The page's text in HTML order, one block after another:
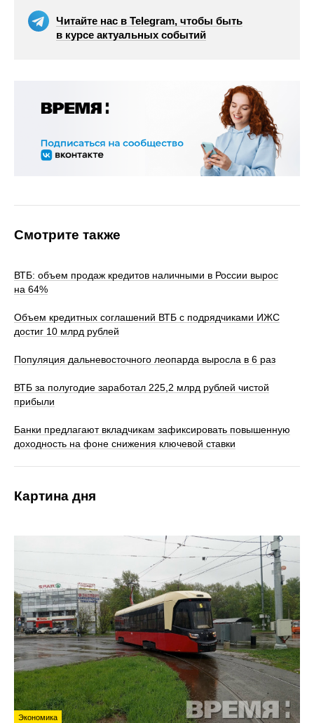
Читайте нас в Telegram, чтобы быть
в курсе актуальных событий
Смотрите также
ВТБ: объем продаж кредитов наличными в России вырос
на 64%
Объем кредитных соглашений ВТБ с подрядчиками ИЖС
достиг 10 млрд рублей
Популяция дальневосточного леопарда выросла в 6 раз
ВТБ за полугодие заработал 225,2 млрд рублей чистой
прибыли
Банки предлагают вкладчикам зафиксировать повышенную
доходность на фоне снижения ключевой ставки
Картина дня
Экономика